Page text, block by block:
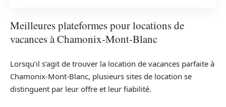
Meilleures plateformes pour locations de
vacances à Chamonix-Mont-Blanc
Lorsqu’il s’agit de trouver la location de vacances parfaite à
Chamonix-Mont-Blanc, plusieurs sites de location se
distinguent par leur offre et leur fiabilité.